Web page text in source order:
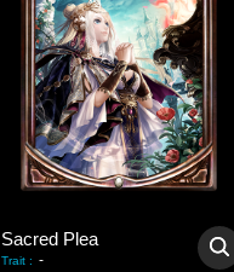
Sacred Plea
Trait : -